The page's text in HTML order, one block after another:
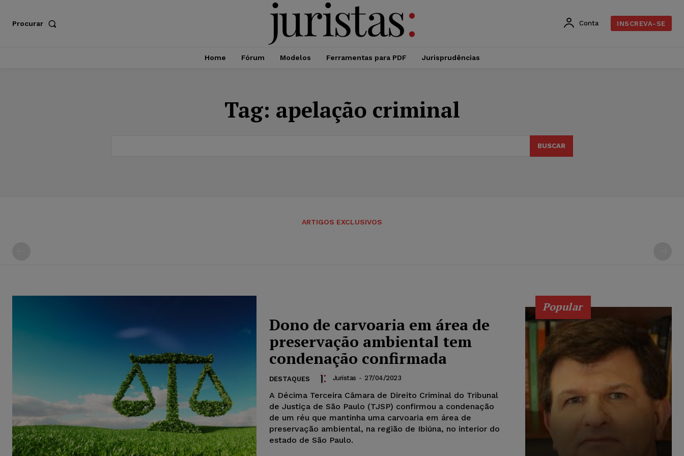
Procurar Conta INSCREVA-SE
Home Fórum Modelos Ferramentas para PDF Jurisprudências
Tag: apelação criminal
BUSCAR
ARTIGOS EXCLUSIVOS
Dono de carvoaria em área de
preservação ambiental tem
condenação confirmada
DESTAQUES Juristas - 27/04/2023
A Décima Terceira Câmara de Direito Criminal do Tribunal
de Justiça de São Paulo (TJSP) confirmou a condenação
de um réu que mantinha uma carvoaria em área de
preservação ambiental, na região de Ibiúna, no interior do
estado de São Paulo.
Popular